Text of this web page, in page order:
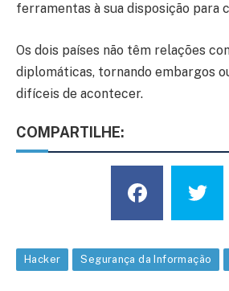
ferramentas à sua disposição para
Os dois países não têm relações
diplomáticas, tornando embargos
difíceis de acontecer.
COMPARTILHE:
Hacker Segurança da Informação